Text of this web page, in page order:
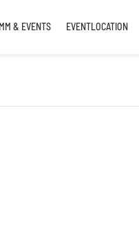
& EVENTS EVENTLOCATION